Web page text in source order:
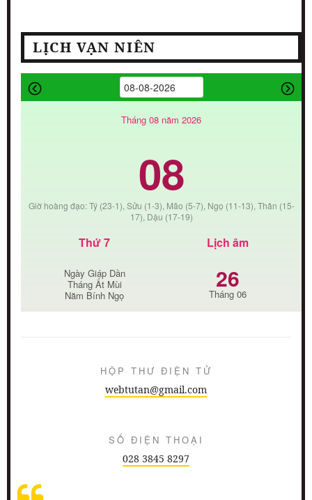
LỊCH VẠN NIÊN
Tháng 08 năm 2026
08
Giờ hoàng đạo: Tý (23-1), Sửu (1-3), Mão (5-7), Ngọ (11-13), Thân (15-
17), Dậu (17-19)
Thứ 7
Ngày Giáp Dần
Tháng Ất Mùi
Năm Bính Ngọ
Lịch âm
26
Tháng 06
HỘP THƯ ĐIỆN TỬ
webtutan@gmail.com
SỐ ĐIỆN THOẠI
028 3845 8297